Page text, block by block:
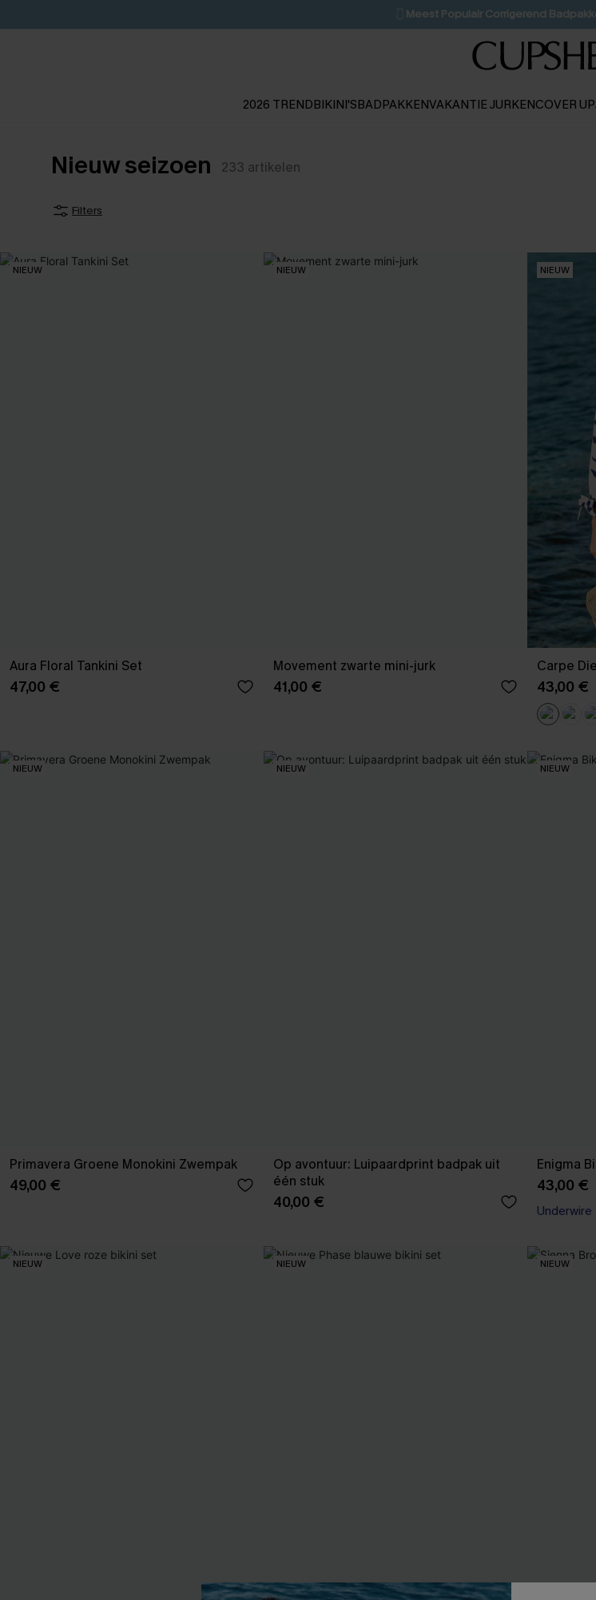
🩱 Meest Populair Corrigerend
💌Abonneer je & ontvang tot 15%
Koop 3, krijg 15% korting | CODE: SW15
2026 TRENDBIKINI'SBADPAKKENVAKANTIE JURKENCOVER UP
Nieuw seizoen 233 artikelen
Filters
NIEUW
Aura Floral Tankini Set
47,00 €
NIEUW
Movement zwarte mini-jurk
41,00 €
NIEUW
Carpe
43,00 €
NIEUW
Primavera Groene Monokini Zwempak
49,00 €
NIEUW
Op avontuur: Luipaardprint badpak uit
één stuk
40,00 €
NIEUW
Enigma
43,00 €
Underwire
NIEUW NIEUW NIEUW